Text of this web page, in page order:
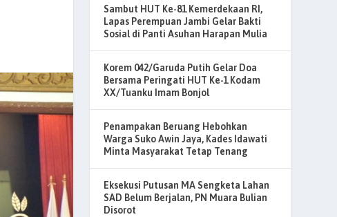
Sambut HUT Ke-81 Kemerdekaan RI,
Lapas Perempuan Jambi Gelar Bakti
Sosial di Panti Asuhan Harapan Mulia
Korem 042/Garuda Putih Gelar Doa
Bersama Peringati HUT Ke-1 Kodam
XX/Tuanku Imam Bonjol
Penampakan Beruang Hebohkan
Warga Suko Awin Jaya, Kades Idawati
Minta Masyarakat Tetap Tenang
Eksekusi Putusan MA Sengketa Lahan
SAD Belum Berjalan, PN Muara Bulian
Disorot